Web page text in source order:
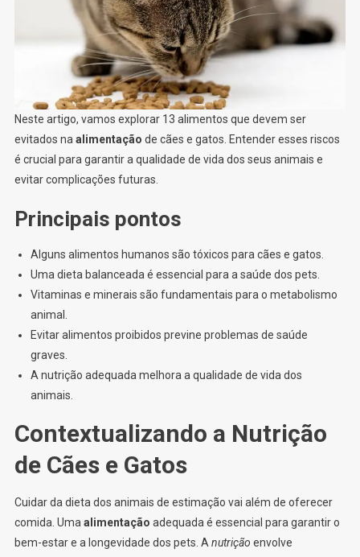
Neste artigo, vamos explorar 13 alimentos que devem ser
evitados na alimentação de cães e gatos. Entender esses riscos
é crucial para garantir a qualidade de vida dos seus animais e
evitar complicações futuras.
Principais pontos
Alguns alimentos humanos são tóxicos para cães e gatos.
Uma dieta balanceada é essencial para a saúde dos pets.
Vitaminas e minerais são fundamentais para o metabolismo
animal.
Evitar alimentos proibidos previne problemas de saúde
graves.
A nutrição adequada melhora a qualidade de vida dos
animais.
Contextualizando a Nutrição
de Cães e Gatos
Cuidar da dieta dos animais de estimação vai além de oferecer
comida. Uma alimentação adequada é essencial para garantir o
bem-estar e a longevidade dos pets. A nutrição envolve